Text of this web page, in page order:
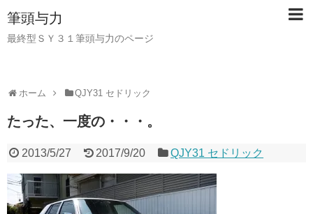
筆頭与力
最終型ＳＹ３１筆頭与力のページ
ホーム QJY31 セドリック
たった、一度の・・・。
2013/5/27 2017/9/20 QJY31 セドリック